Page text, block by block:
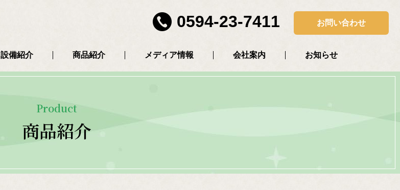
0594-23-7411 お問い合わせ
設備紹介 商品紹介 メディア情報 会社案内 お知らせ
Product
商品紹介